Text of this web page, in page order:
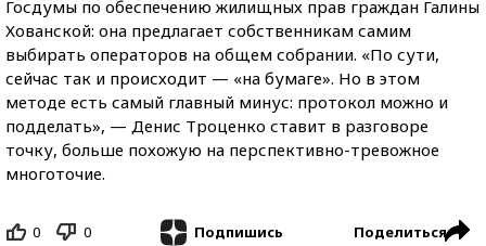
Госдумы по обеспечению жилищных прав граждан Галины
Хованской: она предлагает собственникам самим
выбирать операторов на общем собрании. «По сути,
сейчас так и происходит — «на бумаге». Но в этом
методе есть самый главный минус: протокол можно и
подделать», — Денис Троценко ставит в разговоре
точку, больше похожую на перспективно-тревожное
многоточие.
0 0 Подпишись Поделиться